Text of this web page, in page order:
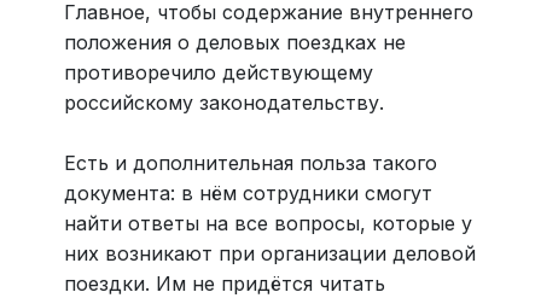
Главное, чтобы содержание внутреннего
положения о деловых поездках не
противоречило действующему
российскому законодательству.
Есть и дополнительная польза такого
документа: в нём сотрудники смогут
найти ответы на все вопросы, которые у
них возникают при организации деловой
поездки. Им не придётся читать